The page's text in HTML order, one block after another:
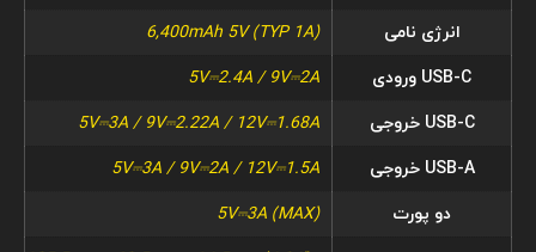
انرژی نامی
6,400mAh 5V (TYP 1A)
USB-C ورودی
5V⎓2.4A / 9V⎓2A
USB-C خروجی
5V⎓3A / 9V⎓2.22A / 12V⎓1.68A
USB-A خروجی
5V⎓3A / 9V⎓2A / 12V⎓1.5A
دو پورت
5V⎓3A (MAX)